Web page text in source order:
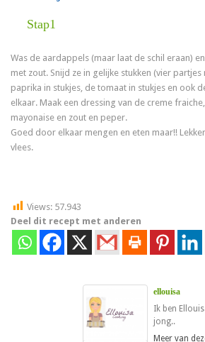
Stap1
Was de aardappels (maar laat de schil eraan)
met zout. Snijd ze in gelijke stukken (vier
paprika in stukjes, de tomaat in stukjes en ook
elkaar. Maak een dressing van de creme
mayonaise en zout en peper.
Goed door elkaar mengen en eten maar!!
vlees.
Views: 57.943
Deel dit recept met anderen
ellouisa
Ik ben
jong..
Meer van